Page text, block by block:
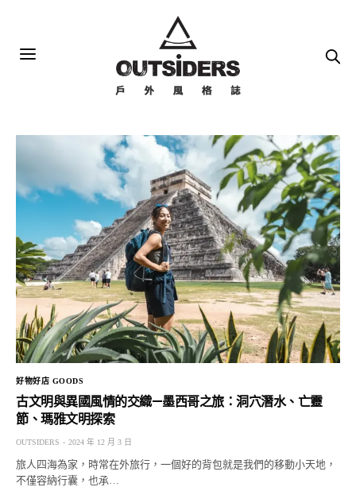
好物好店 GOODS
古文明與異國風情的交織—墨西哥之旅：洞穴潛水、亡靈
節、瑪雅文明探索
OUTSIDERS 2024 年 12 月 3 日
旅人四海為家，時常在外旅行，一個好的背包就是我們的移動小天地，
不僅容納行囊，也承…